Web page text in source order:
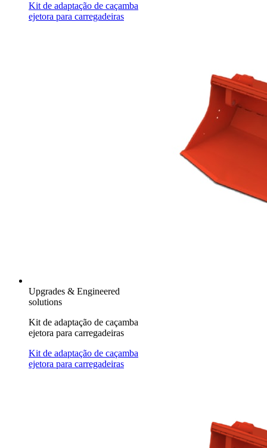
Kit de adaptação de caçamba
ejetora para carregadeiras
Upgrades & Engineered
solutions
Kit de adaptação de caçamba
ejetora para carregadeiras
Kit de adaptação de caçamba
ejetora para carregadeiras